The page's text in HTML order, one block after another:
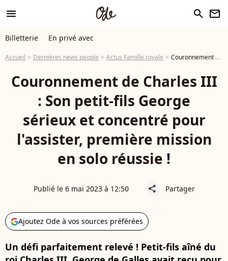
menu search newsletter
Billetterie En privé avec
Accueil Dernières news people Actus Famille royale Couronnement de Charles III : Son petit-fils George sérieux et concentré pour l'assister, première mission en solo réussie !
Couronnement de Charles III
: Son petit-fils George
sérieux et concentré pour
l'assister, première mission
en solo réussie !
Publié le 6 mai 2023 à 12:50 share Partager
Ajoutez Ode à vos sources préférées
Un défi parfaitement relevé ! Petit-fils aîné du